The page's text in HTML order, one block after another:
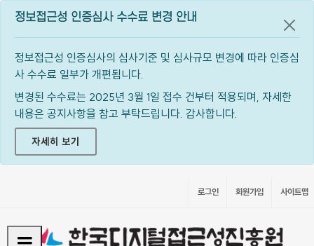
정보접근성 인증심사 수수료 변경 안내
정보접근성 인증심사의 심사기준 및 심사규모 변경에 따라 인증심
사 수수료 일부가 개편됩니다.
변경된 수수료는 2025년 3월 1일 접수 건부터 적용되며, 자세한
내용은 공지사항을 참고 부탁드립니다. 감사합니다.
자세히 보기
공지
로그인 회원가입 사이트맵